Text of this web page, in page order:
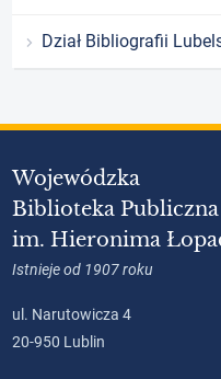
Dział Bibliografii
Wojewódzka
Biblioteka Publiczna
im. Hieronima
Istnieje od 1907 roku
ul. Narutowicza 4
20-950 Lublin